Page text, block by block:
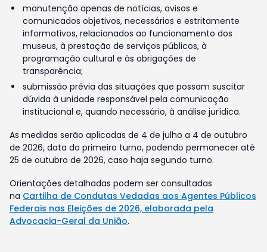
manutenção apenas de notícias, avisos e
comunicados objetivos, necessários e estritamente
informativos, relacionados ao funcionamento dos
museus, à prestação de serviços públicos, à
programação cultural e às obrigações de
transparência;
submissão prévia das situações que possam suscitar
dúvida à unidade responsável pela comunicação
institucional e, quando necessário, à análise jurídica.
As medidas serão aplicadas de 4 de julho a 4 de outubro
de 2026, data do primeiro turno, podendo permanecer até
25 de outubro de 2026, caso haja segundo turno.
Orientações detalhadas podem ser consultadas
na Cartilha de Condutas Vedadas aos Agentes Públicos
Federais nas Eleições de 2026, elaborada pela
Advocacia-Geral da União.